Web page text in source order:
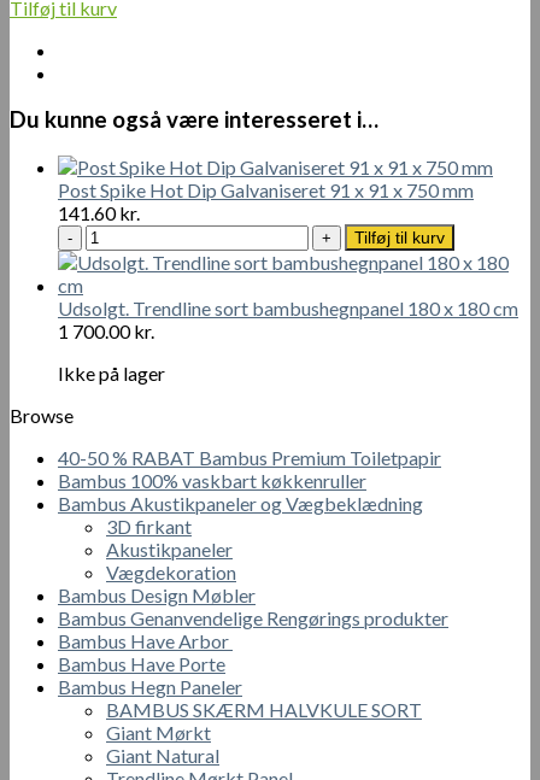
Tilføj til kurv
Du kunne også være interesseret i…
Post Spike Hot Dip Galvaniseret 91 x 91 x 750 mm
141.60kr.
Post
Spike
Hot
Dip
Galvaniseret
x
mm
antal
Tilføj til kurv
Udsolgt. Trendline sort bambushegnpanel 180 x 180 cm
1 700.00kr.
Ikke på lager
Browse
40-50 % RABAT Bambus Premium Toiletpapir
Bambus 100% vaskbart køkkenruller
Bambus Akustikpaneler og Vægbeklædning
3D firkant
Akustikpaneler
Vægdekoration
Bambus Design Møbler
Bambus Genanvendelige Rengørings produkter
Bambus Have Arbor
Bambus Have Porte
Bambus Hegn Paneler
BAMBUS SKÆRM HALVKULE SORT
Giant Mørkt
Giant Natural